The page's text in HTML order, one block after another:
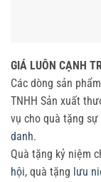
GIÁ LUÔN CẠNH
Các dòng sản
TNHH Sản xuất
vụ cho quà tặng
danh.
Quà tặng kỷ niệm
hội, quà tặng lưu